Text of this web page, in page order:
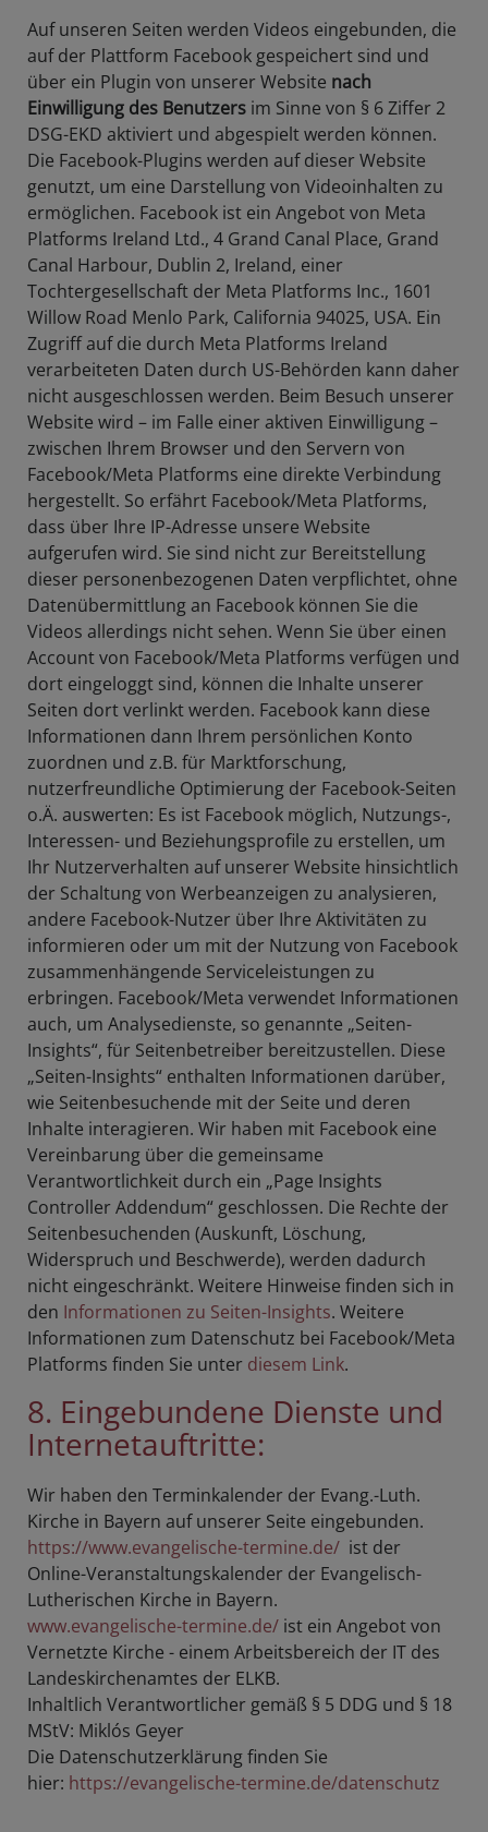
Auf unseren Seiten werden Videos eingebunden, die
auf der Plattform Facebook gespeichert sind und
über ein Plugin von unserer Website nach
Einwilligung des Benutzers im Sinne von § 6 Ziffer 2
DSG-EKD aktiviert und abgespielt werden können.
Die Facebook-Plugins werden auf dieser Website
genutzt, um eine Darstellung von Videoinhalten zu
ermöglichen. Facebook ist ein Angebot von Meta
Platforms Ireland Ltd., 4 Grand Canal Place, Grand
Canal Harbour, Dublin 2, Ireland, einer
Tochtergesellschaft der Meta Platforms Inc., 1601
Willow Road Menlo Park, California 94025, USA. Ein
Zugriff auf die durch Meta Platforms Ireland
verarbeiteten Daten durch US-Behörden kann daher
nicht ausgeschlossen werden. Beim Besuch unserer
Website wird – im Falle einer aktiven Einwilligung –
zwischen Ihrem Browser und den Servern von
Facebook/Meta Platforms eine direkte Verbindung
hergestellt. So erfährt Facebook/Meta Platforms,
dass über Ihre IP-Adresse unsere Website
aufgerufen wird. Sie sind nicht zur Bereitstellung
dieser personenbezogenen Daten verpflichtet, ohne
Datenübermittlung an Facebook können Sie die
Videos allerdings nicht sehen. Wenn Sie über einen
Account von Facebook/Meta Platforms verfügen und
dort eingeloggt sind, können die Inhalte unserer
Seiten dort verlinkt werden. Facebook kann diese
Informationen dann Ihrem persönlichen Konto
zuordnen und z.B. für Marktforschung,
nutzerfreundliche Optimierung der Facebook-Seiten
o.Ä. auswerten: Es ist Facebook möglich, Nutzungs-,
Interessen- und Beziehungsprofile zu erstellen, um
Ihr Nutzerverhalten auf unserer Website hinsichtlich
der Schaltung von Werbeanzeigen zu analysieren,
andere Facebook-Nutzer über Ihre Aktivitäten zu
informieren oder um mit der Nutzung von Facebook
zusammenhängende Serviceleistungen zu
erbringen. Facebook/Meta verwendet Informationen
auch, um Analysedienste, so genannte „Seiten-
Insights“, für Seitenbetreiber bereitzustellen. Diese
„Seiten-Insights“ enthalten Informationen darüber,
wie Seitenbesuchende mit der Seite und deren
Inhalte interagieren. Wir haben mit Facebook eine
Vereinbarung über die gemeinsame
Verantwortlichkeit durch ein „Page Insights
Controller Addendum“ geschlossen. Die Rechte der
Seitenbesuchenden (Auskunft, Löschung,
Widerspruch und Beschwerde), werden dadurch
nicht eingeschränkt. Weitere Hinweise finden sich in
den Informationen zu Seiten-Insights. Weitere
Informationen zum Datenschutz bei Facebook/Meta
Platforms finden Sie unter diesem Link.
8. Eingebundene Dienste und
Internetauftritte:
Wir haben den Terminkalender der Evang.-Luth.
Kirche in Bayern auf unserer Seite eingebunden.
https://www.evangelische-termine.de/ ist der
Online-Veranstaltungskalender der Evangelisch-
Lutherischen Kirche in Bayern.
www.evangelische-termine.de/ ist ein Angebot von
Vernetzte Kirche - einem Arbeitsbereich der IT des
Landeskirchenamtes der ELKB.
Inhaltlich Verantwortlicher gemäß § 5 DDG und § 18
MStV: Miklós Geyer
Die Datenschutzerklärung finden Sie
hier: https://evangelische-termine.de/datenschutz